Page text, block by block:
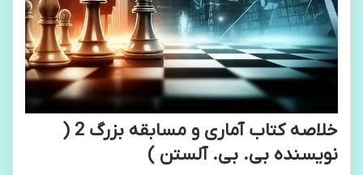
خلاصه کتاب آماری و مسابقه بزرگ 2 (
نویسنده بی. بی. آلستن )